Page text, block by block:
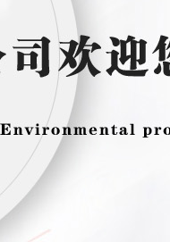
[2026-04-25]